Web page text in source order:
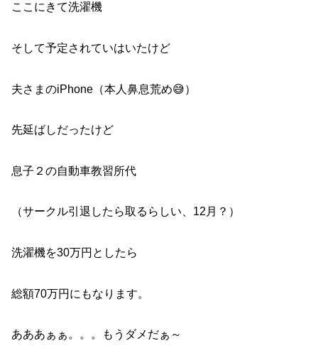
ここにきて洗濯機
そして予定されていはいたけど
夫さまのiPhone（本人鼻息荒め😅）
先延ばしだったけど
息子２の自動車教習所代
（サークル引退したら取るらしい、12月？）
洗濯機を30万円としたら
総額70万円にもなります。
あああぁぁ。。。もうダメだぁ～